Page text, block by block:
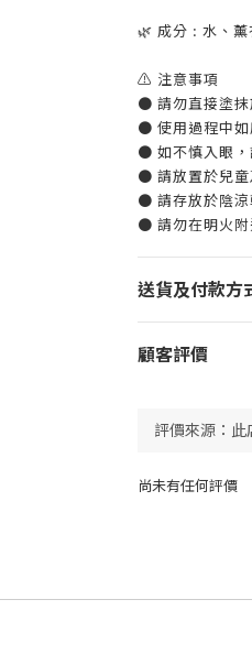
🌿 成分 : 水、
⚠️ 注意事項
● 請勿直接塗抹
● 使用過程中如
● 如不慎入眼，
● 請放置於兒童
● 請存放於陰涼
● 請勿在明火附
送貨及付款方
顧客評價
尚未有任何評價